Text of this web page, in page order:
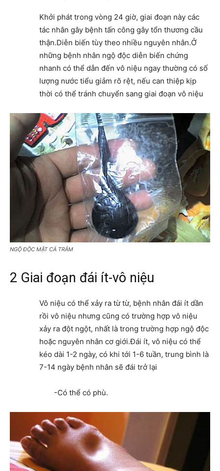
Khởi phát trong vòng 24 giờ, giai đoạn này các
tác nhân gây bệnh tấn công gây tổn thương cầu
thận.Diễn biến tùy theo nhiều nguyên nhân.Ở
những bệnh nhân ngộ độc diễn biến chứng
nhanh có thể dẫn đến vô niệu ngay thường có số
lượng nước tiểu giảm rõ rệt, nếu can thiệp kịp
thời có thể tránh chuyển sang giai đoạn vô niệu
NGỘ ĐỘC MẬT CÁ TRẮM
2 Giai đoạn đái ít-vô niệu
Vô niệu có thể xảy ra từ từ, bệnh nhân đái ít dần
rồi vô niệu nhưng cũng có trường hợp vô niệu
xảy ra đột ngột, nhất là trong trường hợp ngộ độc
hoặc nguyên nhân cơ giới.Đái ít, vô niệu có thể
kéo dài 1-2 ngày, có khi tới 1-6 tuần, trung bình là
7-14 ngày bệnh nhân sẽ đái trở lại
-Có thể có phù.